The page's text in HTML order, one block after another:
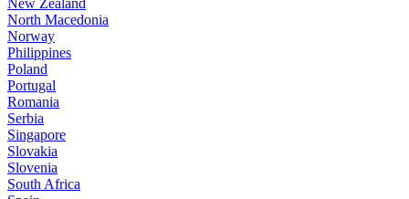
North Macedonia
Norway
Philippines
Poland
Portugal
Romania
Serbia
Singapore
Slovakia
Slovenia
South Africa